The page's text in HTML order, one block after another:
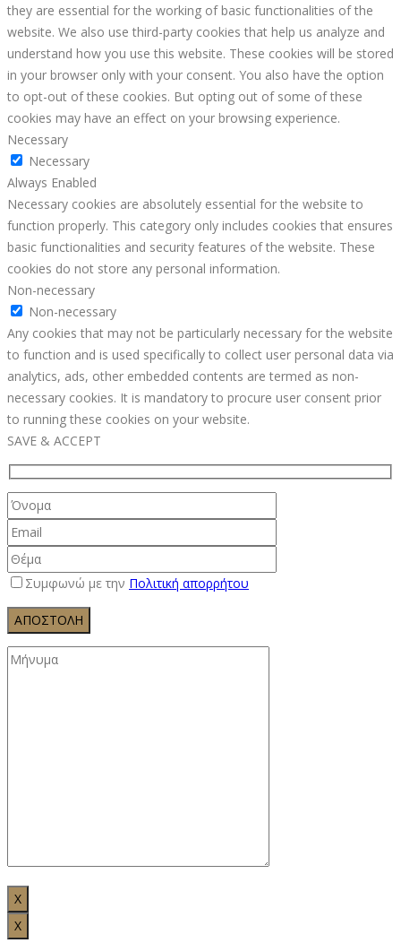
they are essential for the working of basic functionalities of the
website. We also use third-party cookies that help us analyze and
understand how you use this website. These cookies will be stored
in your browser only with your consent. You also have the option
to opt-out of these cookies. But opting out of some of these
cookies may have an effect on your browsing experience.
Necessary
Necessary
Always Enabled
Necessary cookies are absolutely essential for the website to
function properly. This category only includes cookies that ensures
basic functionalities and security features of the website. These
cookies do not store any personal information.
Non-necessary
Non-necessary
Any cookies that may not be particularly necessary for the website
to function and is used specifically to collect user personal data via
analytics, ads, other embedded contents are termed as non-
necessary cookies. It is mandatory to procure user consent prior
to running these cookies on your website.
SAVE & ACCEPT
Συμφωνώ με την Πολιτική απορρήτου
X
Χ